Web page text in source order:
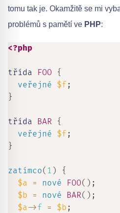
tomu tak je. Okamžitě se mi
problémů s pamětí ve PHP:
<?php
třída FOO
{
veřejné $f ;
}
třída BAR
{
veřejné $f ;
}
zatímco( 1 )
{
$a
= nové FOO( ) ;
$b
= nové BAR( ) ;
$a->f = $b ;